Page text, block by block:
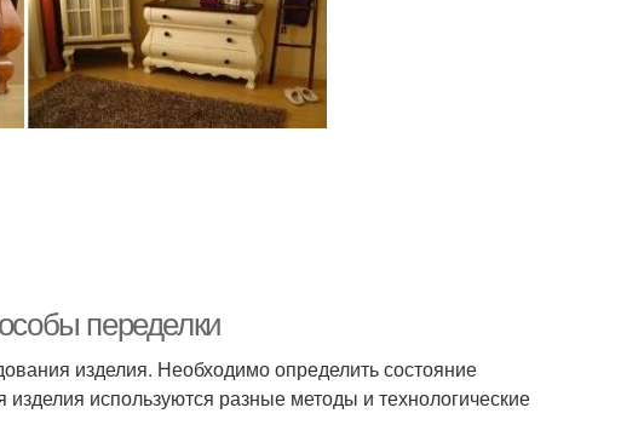
переделки
изделия. Необходимо определить состояние
используются разные методы и технологические